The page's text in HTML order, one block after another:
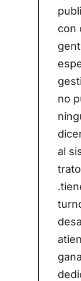
con
no
al